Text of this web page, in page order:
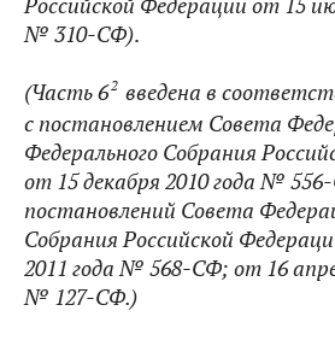
№ 310-СФ).
(Часть 62 введена в
с постановлением Совета
Федерального Собрания
от 15 декабря 2010 года №
постановлений Совета
Собрания Российской
2011 года № 568-СФ; от 16
№ 127-СФ.)